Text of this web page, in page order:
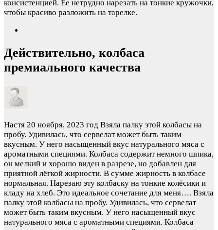
консистенцией. Ее нетрудно нарезать на тонкие кружочки,
чтобы красиво разложить на тарелке.
Действительно, колбаса
премиального качества
Настя 20 ноября, 2023 год Взяла палку этой колбасы на
пробу. Удивилась, что сервелат может быть таким
вкусным. У него насыщенный вкус натурального мяса с
ароматными специями. Колбаса содержит немного шпика,
он мелкий и хорошо виден в разрезе, но добавлен для
приятной лёгкой жирности. В сумме жирность в колбасе
нормальная. Нарезаю эту колбаску на тонкие колёсики и
кладу на хлеб. Это идеальное сочетание для меня…. Взяла
палку этой колбасы на пробу. Удивилась, что сервелат
может быть таким вкусным. У него насыщенный вкус
натурального мяса с ароматными специями. Колбаса